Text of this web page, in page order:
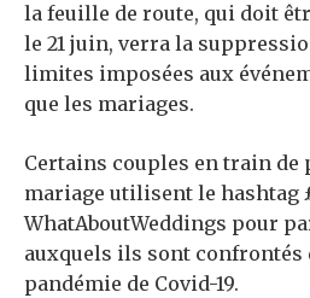
la feuille de route, qui doit
le 21 juin, verra la
limites imposées aux
que les mariages.
Certains couples en train
mariage utilisent le hashtag
WhatAboutWeddings pour
auxquels ils sont confrontés
pandémie de Covid-19.